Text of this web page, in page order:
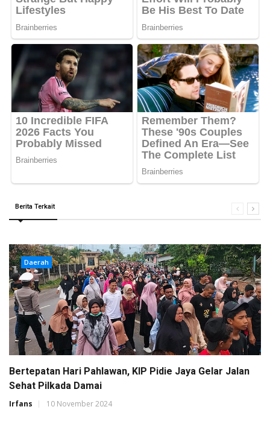
Berita Terkait
Daerah
Bertepatan Hari Pahlawan, KIP Pidie Jaya Gelar Jalan
Sehat Pilkada Damai
Irfans 10 November 2024